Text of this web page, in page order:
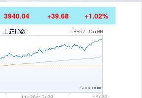
3940.04 +39.68 +1.02%